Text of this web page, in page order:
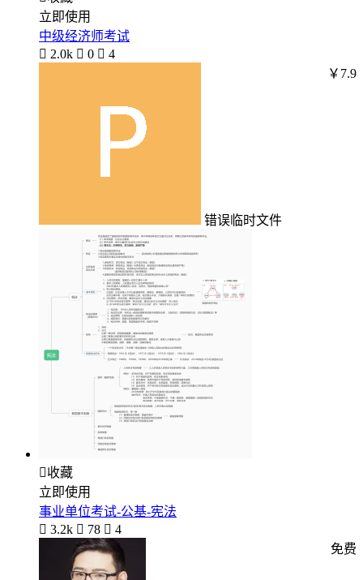
立即使用
中级经济师考试
 2.0k  0  4
错误临时文件
￥7.9
收藏
立即使用
事业单位考试-公基-宪法
 3.2k  78  4
免费